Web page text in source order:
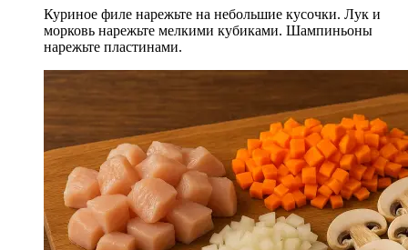
Куриное филе нарежьте на небольшие кусочки. Лук и
морковь нарежьте мелкими кубиками. Шампиньоны
нарежьте пластинами.